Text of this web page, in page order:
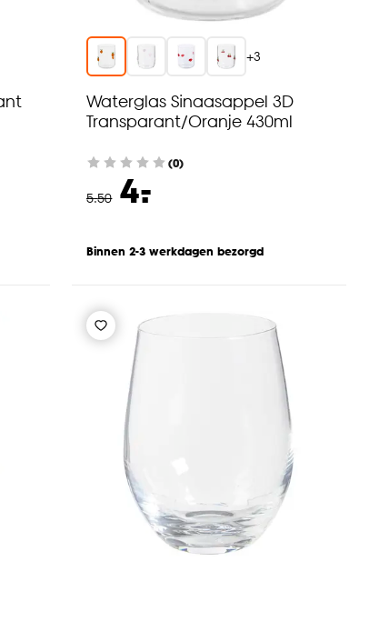
+3
Waterglas Sinaasappel 3D
Transparant/Oranje 430ml
(0)
5.50 4.
-
Binnen 2-3 werkdagen bezorgd